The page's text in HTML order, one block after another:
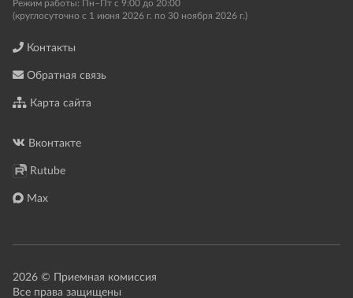
Режим работы: Пн–Пт с 9:00 до 20:00
(круглосуточно с 1 июня 2026 г. по 30 ноября 2026 г.)
Контакты
Обратная связь
Карта сайта
Вконтакте
Rutube
Max
2026 © Приемная комиссия
Все права защищены